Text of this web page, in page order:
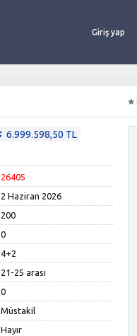
Giriş yap
6.999.598,50 TL
26405
2 Haziran 2026
200
0
4+2
21-25 arası
0
Müstakil
Hayır